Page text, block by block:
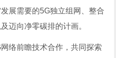
展需要的5G独立组网、整合
迈向净零碳排的计画。
络前瞻技术合作，共同探索